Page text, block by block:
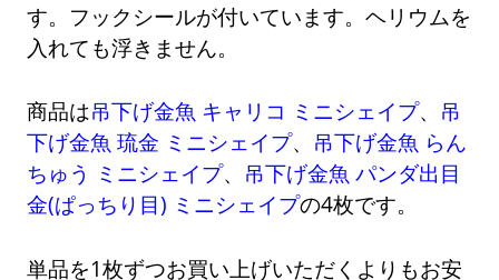
す。フックシールが付いています。ヘリウムを
入れても浮きません。
商品は吊下げ金魚 キャリコ ミニシェイプ、 吊
下げ金魚 琉金 ミニシェイプ、 吊下げ金魚 らん
ちゅう ミニシェイプ、 吊下げ金魚 パンダ出目
金(ぱっちり目) ミニシェイプの4枚です。
単品を1枚ずつお買い上げいただくよりもお安